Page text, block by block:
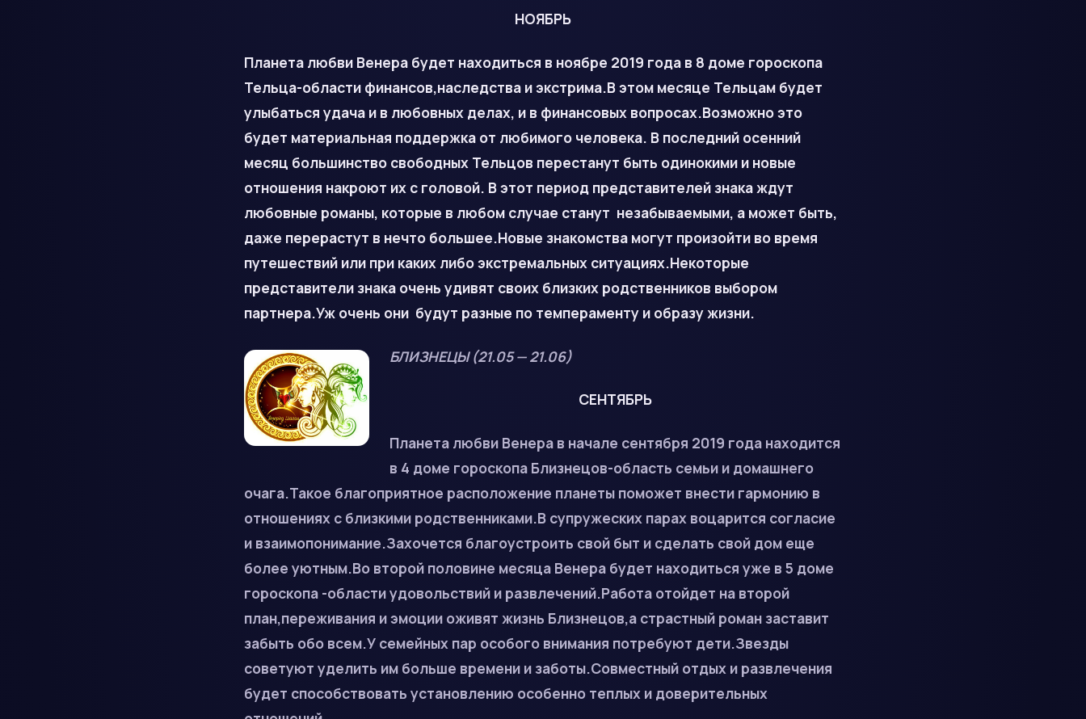
НОЯБРЬ
Планета любви Венера будет находиться в ноябре 2019 года в 8 доме гороскопа
Тельца-области финансов,наследства и экстрима.В этом месяце Тельцам будет
улыбаться удача и в любовных делах, и в финансовых вопросах.Возможно это
будет материальная поддержка от любимого человека. В последний осенний
месяц большинство свободных Тельцов перестанут быть одинокими и новые
отношения накроют их с головой. В этот период представителей знака ждут
любовные романы, которые в любом случае станут незабываемыми, а может быть,
даже перерастут в нечто большее.Новые знакомства могут произойти во время
путешествий или при каких либо экстремальных ситуациях.Некоторые
представители знака очень удивят своих близких родственников выбором
партнера.Уж очень они будут разные по темпераменту и образу жизни.
БЛИЗНЕЦЫ (21.05 — 21.06)
СЕНТЯБРЬ
Планета любви Венера в начале сентября 2019 года находится
в 4 доме гороскопа Близнецов-область семьи и домашнего
очага.Такое благоприятное расположение планеты поможет внести гармонию в
отношениях с близкими родственниками.В супружеских парах воцарится согласие
и взаимопонимание.Захочется благоустроить свой быт и сделать свой дом еще
более уютным.Во второй половине месяца Венера будет находиться уже в 5 доме
гороскопа -области удовольствий и развлечений.Работа отойдет на второй
план,переживания и эмоции оживят жизнь Близнецов,а страстный роман заставит
забыть обо всем.У семейных пар особого внимания потребуют дети.Звезды
советуют уделить им больше времени и заботы.Совместный отдых и развлечения
будет способствовать установлению особенно теплых и доверительных